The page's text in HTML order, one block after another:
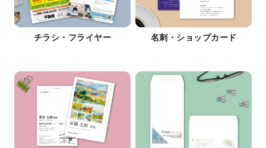
チラシ・フライヤー 名刺・ショップカード